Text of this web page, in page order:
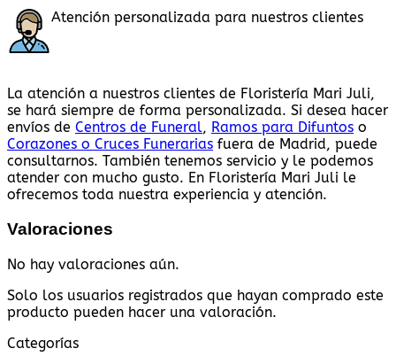
Atención personalizada para nuestros clientes
La atención a nuestros clientes de Floristería Mari Juli,
se hará siempre de forma personalizada. Si desea hacer
envíos de Centros de Funeral, Ramos para Difuntos o
Corazones o Cruces Funerarias fuera de Madrid, puede
consultarnos. También tenemos servicio y le podemos
atender con mucho gusto. En Floristería Mari Juli le
ofrecemos toda nuestra experiencia y atención.
Valoraciones
No hay valoraciones aún.
Solo los usuarios registrados que hayan comprado este
producto pueden hacer una valoración.
Categorías